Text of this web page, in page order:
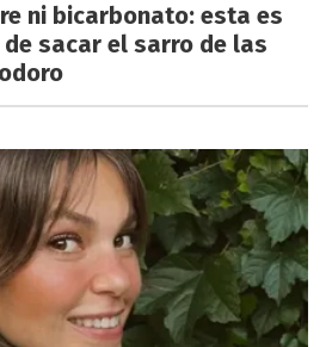
ni bicarbonato: esta es
de sacar el sarro de las